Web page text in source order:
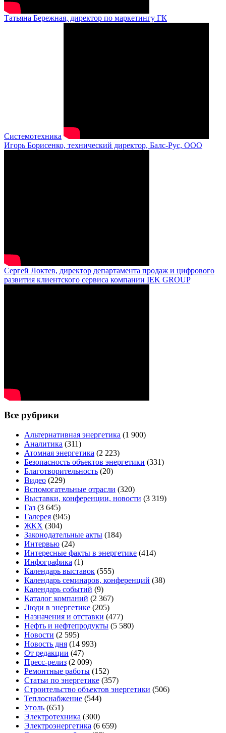
Татьяна Бережная, директор по маркетингу ГК
Системотехника
Игорь Борисенко, технический директор, Балс-Рус, ООО
Сергей Локтев, директор департамента продаж и цифрового
развития клиентского сервиса компании IEK GROUP
Все рубрики
Альтернативная энергетика (1 900)
Аналитика (311)
Атомная энергетика (2 223)
Безопасность объектов энергетики (331)
Благотворительность (20)
Видео (229)
Вспомогательные отрасли (320)
Выставки, конференции, новости (3 319)
Газ (3 645)
Галерея (945)
ЖКХ (304)
Законодательные акты (184)
Интервью (24)
Интересные факты в энергетике (414)
Инфографика (1)
Календарь выставок (555)
Календарь семинаров, конференций (38)
Календарь событий (9)
Каталог компаний (2 367)
Люди в энергетике (205)
Назначения и отставки (477)
Нефть и нефтепродукты (5 580)
Новости (2 595)
Новость дня (14 993)
От редакции (47)
Пресс-релиз (2 009)
Ремонтные работы (152)
Статьи по энергетике (357)
Строительство объектов энергетики (506)
Теплоснабжение (544)
Уголь (651)
Электротехника (300)
Электроэнергетика (6 659)